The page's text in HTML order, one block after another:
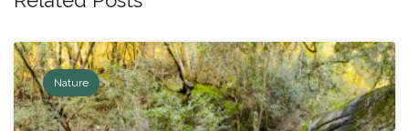
Nature